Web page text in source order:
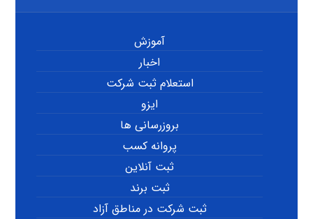
آموزش
اخبار
استعلام ثبت شرکت
ایزو
بروزرسانی ها
پروانه کسب
ثبت آنلاین
ثبت برند
ثبت شرکت در مناطق آزاد